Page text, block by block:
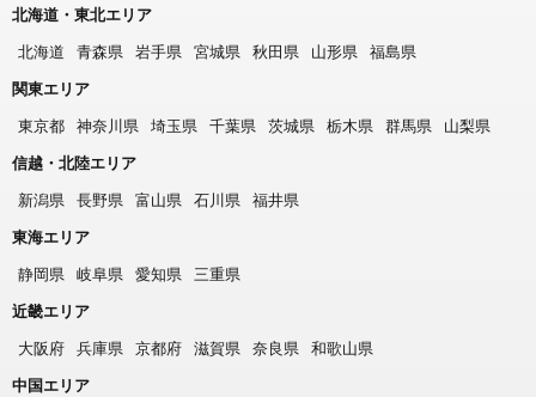
北海道・東北エリア
北海道
青森県 岩手県 宮城県 秋田県 山形県
福島県
関東エリア
東京都
神奈川県 埼玉県 千葉県 茨城県 栃木県 群馬県
山梨県
信越・北陸エリア
新潟県
長野県 富山県 石川県
福井県
東海エリア
静岡県
岐阜県 愛知県
三重県
近畿エリア
大阪府
兵庫県 京都府 滋賀県 奈良県
和歌山県
中国エリア